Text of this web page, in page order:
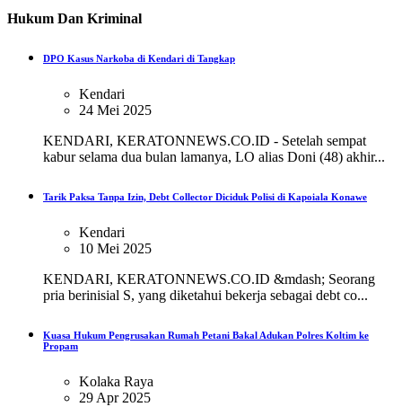
Hukum Dan Kriminal
DPO Kasus Narkoba di Kendari di Tangkap
Kendari
24 Mei 2025
KENDARI, KERATONNEWS.CO.ID - Setelah sempat
kabur selama dua bulan lamanya, LO alias Doni (48) akhir...
Tarik Paksa Tanpa Izin, Debt Collector Diciduk Polisi di Kapoiala Konawe
Kendari
10 Mei 2025
KENDARI, KERATONNEWS.CO.ID &mdash; Seorang
pria berinisial S, yang diketahui bekerja sebagai debt co...
Kuasa Hukum Pengrusakan Rumah Petani Bakal Adukan Polres Koltim ke
Propam
Kolaka Raya
29 Apr 2025